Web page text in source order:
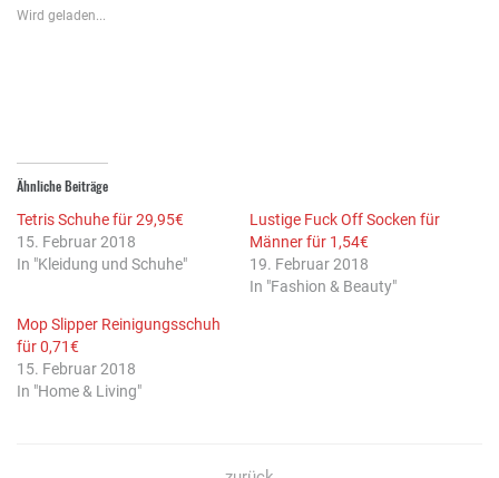
in
neuem
Wird geladen...
Ähnliche Beiträge
Tetris Schuhe für 29,95€
15. Februar 2018
In "Kleidung und Schuhe"
Lustige Fuck Off Socken für
Männer für 1,54€
19. Februar 2018
In "Fashion & Beauty"
Mop Slipper Reinigungsschuh
für 0,71€
15. Februar 2018
In "Home & Living"